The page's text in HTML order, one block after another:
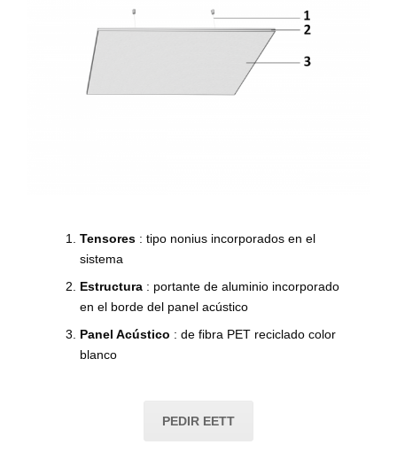
Tensores : tipo nonius incorporados en el
sistema
Estructura : portante de aluminio incorporado
en el borde del panel acústico
Panel Acústico : de fibra PET reciclado color
blanco
PEDIR EETT